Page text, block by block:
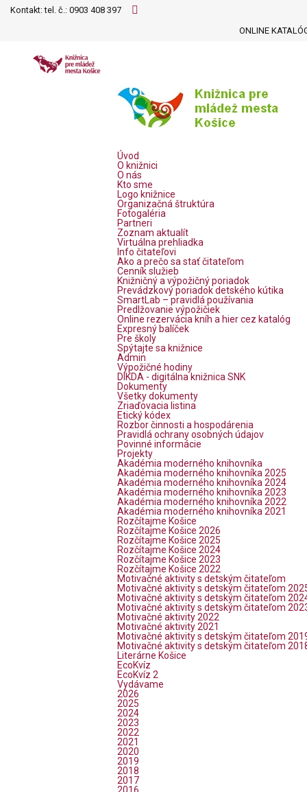
Kontakt: tel. č.: 0903 408 397
ONLINE
Úvod
O knižnici
O nás
Kto sme
Logo knižnice
Organizačná štruktúra
Fotogaléria
Partneri
Zoznam aktualít
Virtuálna prehliadka
Info čitateľovi
Ako a prečo sa stať čitateľom
Cenník služieb
Knižničný a výpožičný poriadok
Prevádzkový poriadok detského kútika
SmartLab – pravidlá používania
Predlžovanie výpožičiek
Online rezervácia kníh a hier cez katalóg
Expresný balíček
Pre školy
Spýtajte sa knižnice
Admin
Výpožičné hodiny
DIKDA - digitálna knižnica SNK
Dokumenty
Všetky dokumenty
Zriaďovacia listina
Etický kódex
Rozbor činnosti a hospodárenia
Pravidlá ochrany osobných údajov
Povinné informácie
Projekty
Akadémia moderného knihovníka
Akadémia moderného knihovníka 2025
Akadémia moderného knihovníka 2024
Akadémia moderného knihovníka 2023
Akadémia moderného knihovníka 2022
Akadémia moderného knihovníka 2021
Rozčítajme Košice
Rozčítajme Košice 2026
Rozčítajme Košice 2025
Rozčítajme Košice 2024
Rozčítajme Košice 2023
Rozčítajme Košice 2022
Motivačné aktivity s detským čitateľom
Motivačné aktivity s detským čitateľom
Motivačné aktivity s detským čitateľom
Motivačné aktivity s detským čitateľom
Motivačné aktivity 2022
Motivačné aktivity 2021
Motivačné aktivity s detským čitateľom
Motivačné aktivity s detským čitateľom
Literárne Košice
EcoKvíz
EcoKvíz 2
Vydávame
2026
2025
2024
2023
2022
2021
2020
2019
2018
2017